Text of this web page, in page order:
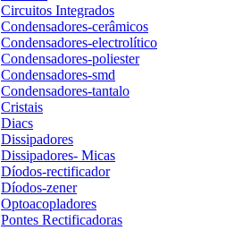
Circuitos Integrados
Condensadores-cerâmicos
Condensadores-electrolítico
Condensadores-poliester
Condensadores-smd
Condensadores-tantalo
Cristais
Diacs
Dissipadores
Dissipadores- Micas
Díodos-rectificador
Díodos-zener
Optoacopladores
Pontes Rectificadoras